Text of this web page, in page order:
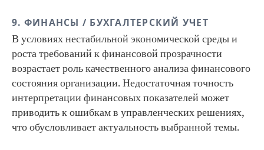
9. ФИНАНСЫ / БУХГАЛТЕРСКИЙ УЧЕТ
В условиях нестабильной экономической среды и
роста требований к финансовой прозрачности
возрастает роль качественного анализа финансового
состояния организации. Недостаточная точность
интерпретации финансовых показателей может
приводить к ошибкам в управленческих решениях,
что обусловливает актуальность выбранной темы.